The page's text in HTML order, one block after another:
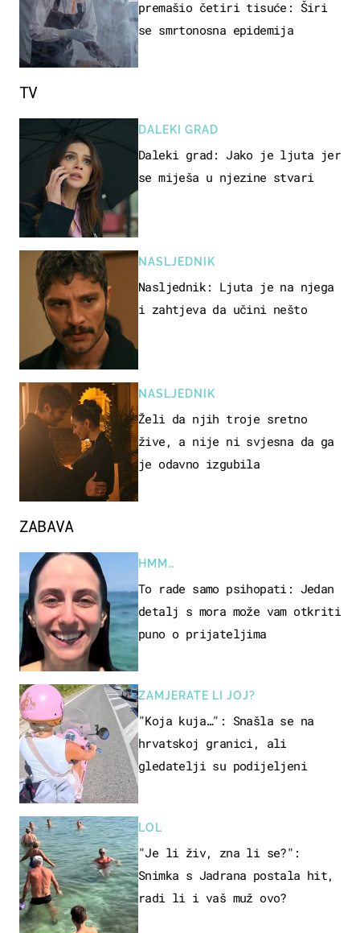
premašio četiri tisuće: Širi
se smrtonosna epidemija
ZABAVA
HMM…
To rade samo psihopati: Jedan
detalj s mora može vam otkriti
puno o prijateljima
ZAMJERATE LI JOJ?
"Koja kuja…": Snašla se na
hrvatskoj granici, ali
gledatelji su podijeljeni
LOL
"Je li živ, zna li se?":
Snimka s Jadrana postala hit,
radi li i vaš muž ovo?
TV
DALEKI GRAD
Daleki grad: Jako je ljuta jer
se miješa u njezine stvari
NASLJEDNIK
Nasljednik: Ljuta je na njega
i zahtjeva da učini nešto
NASLJEDNIK
Želi da njih troje sretno
žive, a nije ni svjesna da ga
je odavno izgubila